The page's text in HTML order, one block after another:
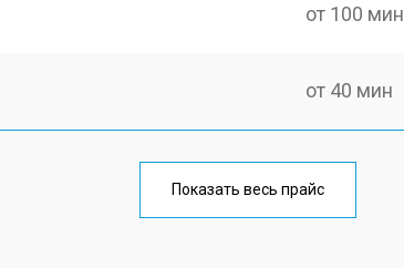
от 100 мин
от 40 мин
от 70 мин
Показать весь прайс